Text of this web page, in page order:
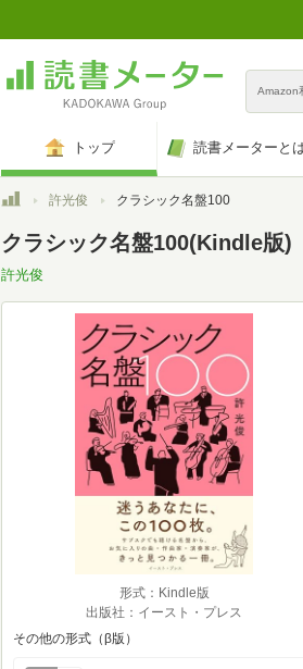
Amazon
トップ 読書メーターと
トップ許光俊 クラシック名盤100
クラシック名盤100(Kindle版)
許光俊
形式：Kindle版
出版社：イースト・プレス
その他の形式（β版）